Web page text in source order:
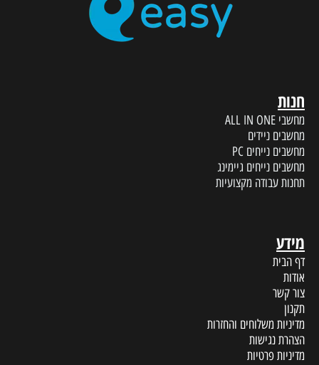
חנות
מחשבי ALL IN ONE
מחשבים ניידים
מחשבים נייחים PC
מחשבים נייחים גיימינג
תחנות עבודה מקצועיות
מידע
דף הבית
אודות
צור קשר
תקנון
מדיניות משלוחים והחזרות
הצהרת נגישות
מדיניות פרטיות